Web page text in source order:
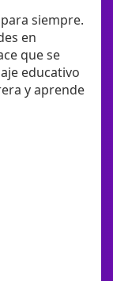
siempre.
en
que se
educativo
y aprende